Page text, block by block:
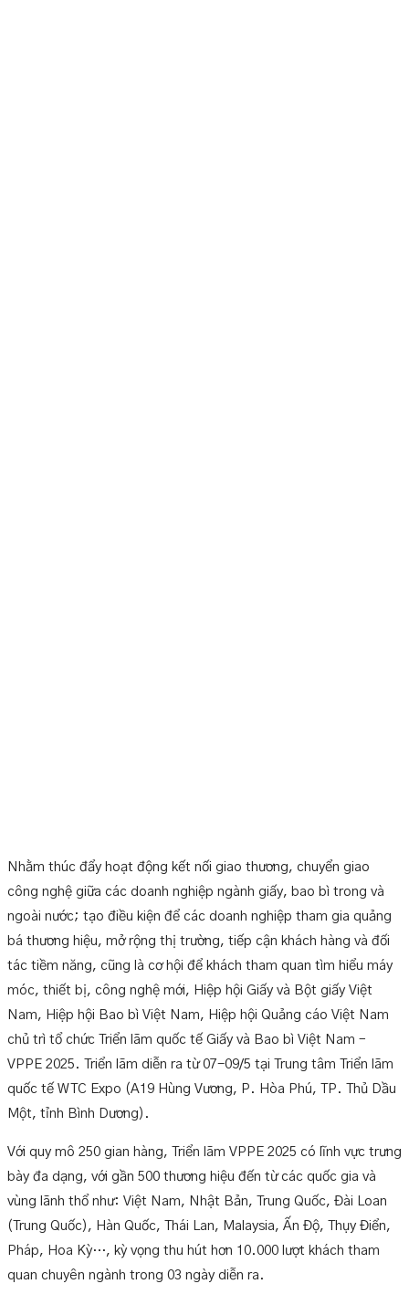
Nhằm thúc đẩy hoạt động kết nối giao thương, chuyển giao
công nghệ giữa các doanh nghiệp ngành giấy, bao bì trong và
ngoài nước; tạo điều kiện để các doanh nghiệp tham gia quảng
bá thương hiệu, mở rộng thị trường, tiếp cận khách hàng và đối
tác tiềm năng, cũng là cơ hội để khách tham quan tìm hiểu máy
móc, thiết bị, công nghệ mới, Hiệp hội Giấy và Bột giấy Việt
Nam, Hiệp hội Bao bì Việt Nam, Hiệp hội Quảng cáo Việt Nam
chủ trì tổ chức Triển lãm quốc tế Giấy và Bao bì Việt Nam –
VPPE 2025. Triển lãm diễn ra từ 07-09/5 tại Trung tâm Triển lãm
quốc tế WTC Expo (A19 Hùng Vương, P. Hòa Phú, TP. Thủ Dầu
Một, tỉnh Bình Dương).
Với quy mô 250 gian hàng, Triển lãm VPPE 2025 có lĩnh vực trưng
bày đa dạng, với gần 500 thương hiệu đến từ các quốc gia và
vùng lãnh thổ như: Việt Nam, Nhật Bản, Trung Quốc, Đài Loan
(Trung Quốc), Hàn Quốc, Thái Lan, Malaysia, Ấn Độ, Thụy Điển,
Pháp, Hoa Kỳ…, kỳ vọng thu hút hơn 10.000 lượt khách tham
quan chuyên ngành trong 03 ngày diễn ra.